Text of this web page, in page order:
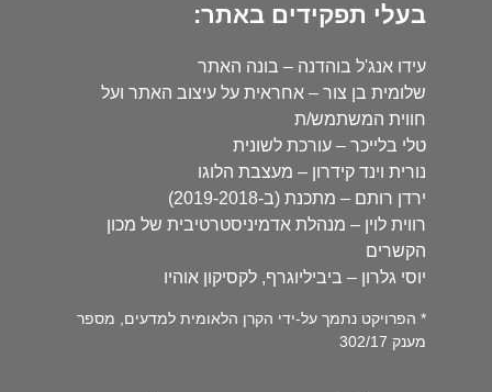
בעלי תפקידים באתר:
עידו אנג'ל בוהדנה – בונה האתר
שלומית בן צור – אחראית על עיצוב האתר ועל
חווית המשתמש/ת
טלי בלייכר – עורכת לשונית
נורית וינד קידרון – מעצבת הלוגו
ירדן רותם – מתכנת (ב-2019-2018)
רווית לוין – מנהלת אדמיניסטרטיבית של מכון
הקשרים
יוסי גלרון – ביביליוגרף, לקסיקון אוהיו
* הפרויקט נתמך על-ידי הקרן הלאומית למדעים, מספר
מענק 302/17